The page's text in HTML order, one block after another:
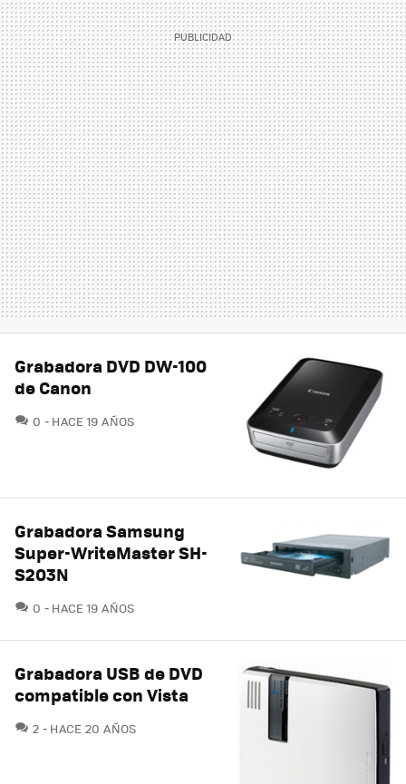
Grabadora DVD DW-100
de Canon
0 COMENTARIOS
HACE 19 AÑOS
Grabadora Samsung
Super-WriteMaster SH-
S203N
0 COMENTARIOS
HACE 19 AÑOS
Grabadora USB de DVD
compatible con Vista
2 COMENTARIOS
HACE 20 AÑOS